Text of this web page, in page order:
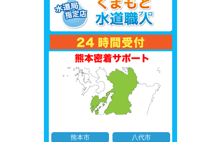
熊本市
八代市